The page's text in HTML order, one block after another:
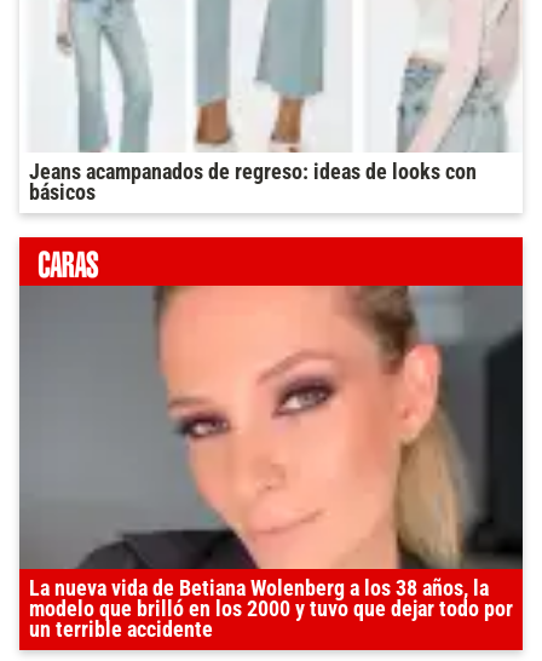
Jeans acampanados de regreso: ideas de looks con
básicos
La nueva vida de Betiana Wolenberg a los 38 años, la
modelo que brilló en los 2000 y tuvo que dejar todo por
un terrible accidente